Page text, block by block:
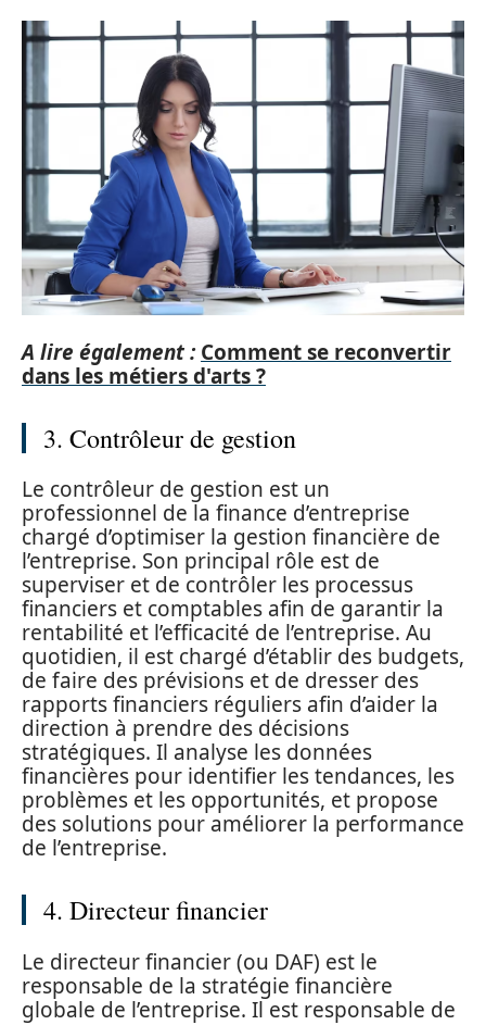
A lire également : Comment se reconvertir
dans les métiers d'arts ?
3. Contrôleur de gestion
Le contrôleur de gestion est un
professionnel de la finance d’entreprise
chargé d’optimiser la gestion financière de
l’entreprise. Son principal rôle est de
superviser et de contrôler les processus
financiers et comptables afin de garantir la
rentabilité et l’efficacité de l’entreprise. Au
quotidien, il est chargé d’établir des budgets,
de faire des prévisions et de dresser des
rapports financiers réguliers afin d’aider la
direction à prendre des décisions
stratégiques. Il analyse les données
financières pour identifier les tendances, les
problèmes et les opportunités, et propose
des solutions pour améliorer la performance
de l’entreprise.
4. Directeur financier
Le directeur financier (ou DAF) est le
responsable de la stratégie financière
globale de l’entreprise. Il est responsable de